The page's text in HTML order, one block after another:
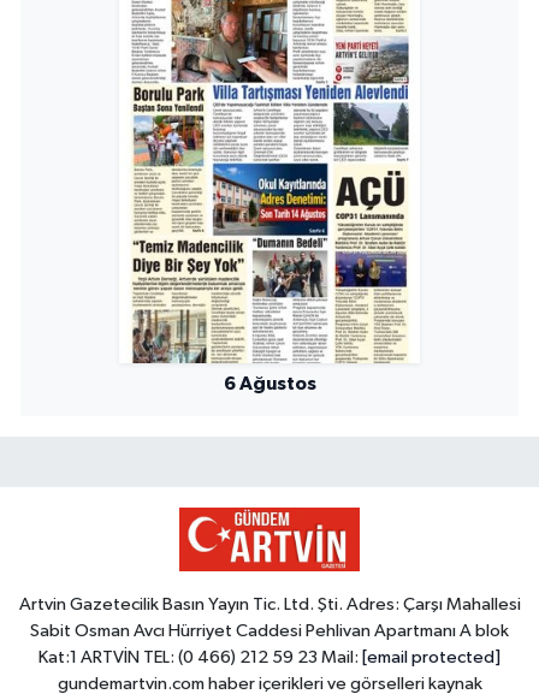
6 Ağustos
Artvin Gazetecilik Basın Yayın Tic. Ltd. Şti. Adres: Çarşı Mahallesi
Sabit Osman Avcı Hürriyet Caddesi Pehlivan Apartmanı A blok
Kat:1 ARTVİN TEL: (0 466) 212 59 23 Mail: [email protected]
gundemartvin.com haber içerikleri ve görselleri kaynak